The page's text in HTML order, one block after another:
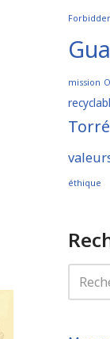
mission
éthique